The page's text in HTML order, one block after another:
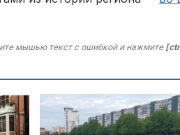
мышью текст с ошибкой и нажмите